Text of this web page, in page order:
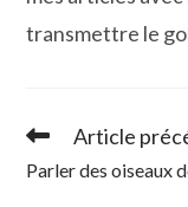
transmettre le
Read
articles
Article
Parler des oiseaux